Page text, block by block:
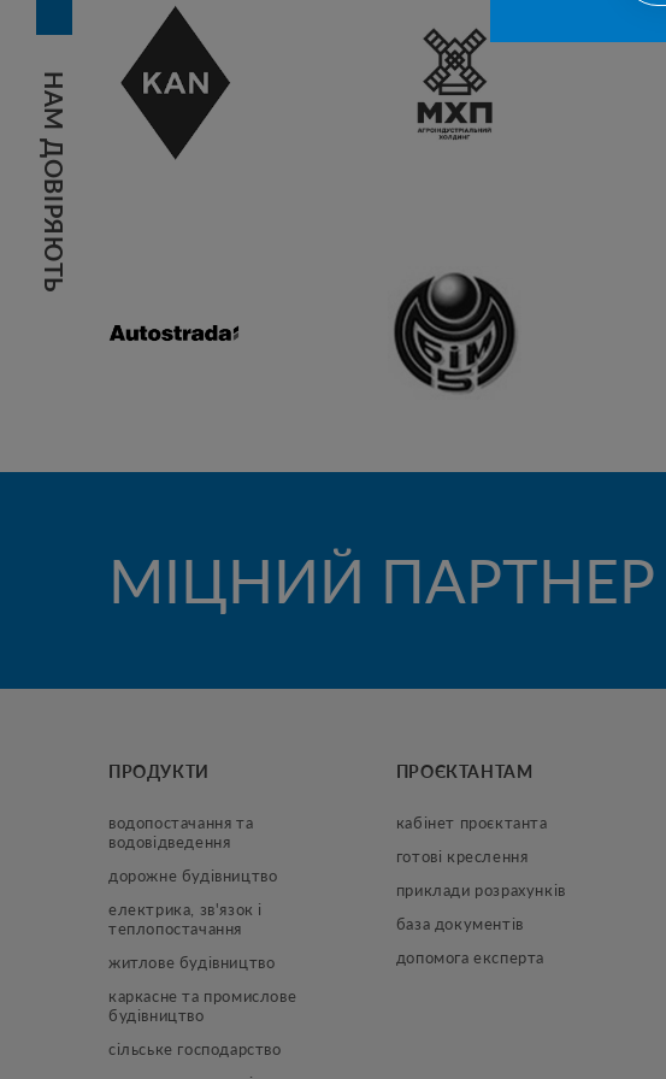
НАМ ДОВІРЯЮТЬ
МІЦНИЙ ПАРТНЕР
ПРОДУКТИ
водопостачання та
водовідведення
дорожне будівництво
електрика, зв'язок і
теплопостачання
житлове будівництво
каркасне та промислове
будівництво
сільське господарство
ПРОЄКТАНТАМ
кабінет проєктанта
готові креслення
приклади розрахунків
база документів
допомога експерта